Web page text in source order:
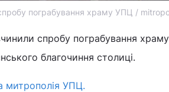
пограбування храму УПЦ /
спробу пограбування
благочиння столиці.
митрополія УПЦ.